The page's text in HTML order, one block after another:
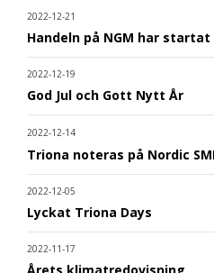
2022-12-21
Handeln på NGM har startat
2022-12-19
God Jul och Gott Nytt År
2022-12-14
Triona noteras på Nordic
2022-12-05
Lyckat Triona Days
2022-11-17